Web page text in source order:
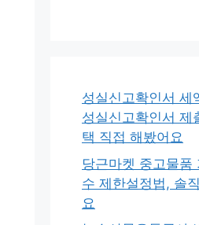
성실신고확인서 세
성실신고확인서 제
택 직접 해봤어요
당근마켓 중고물품
수 제한설정법, 솔
요